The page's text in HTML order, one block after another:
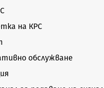
на КРС
обслужване